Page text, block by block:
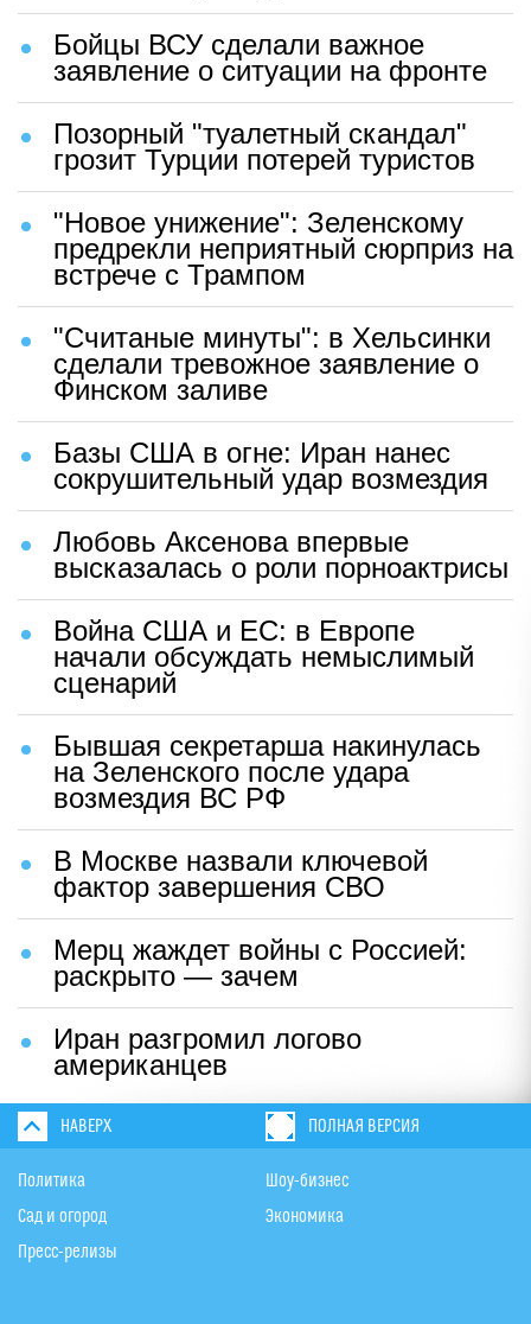
Бойцы ВСУ сделали важное
заявление о ситуации на фронте
Позорный "туалетный скандал"
грозит Турции потерей туристов
"Новое унижение": Зеленскому
предрекли неприятный сюрприз на
встрече с Трампом
"Считаные минуты": в Хельсинки
сделали тревожное заявление о
Финском заливе
Базы США в огне: Иран нанес
сокрушительный удар возмездия
Любовь Аксенова впервые
высказалась о роли порноактрисы
Война США и ЕС: в Европе
начали обсуждать немыслимый
сценарий
Бывшая секретарша накинулась
на Зеленского после удара
возмездия ВС РФ
В Москве назвали ключевой
фактор завершения СВО
Мерц жаждет войны с Россией:
раскрыто — зачем
Иран разгромил логово
американцев
НАВЕРХ ПОЛНАЯ ВЕРСИЯ
Политика
Сад и огород
Пресс-релизы
Шоу-бизнес
Экономика